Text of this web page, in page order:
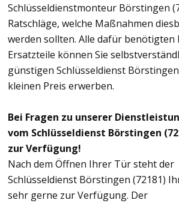
Schlüsseldienstmonteur Börstingen
Ratschläge, welche Maßnahmen
werden sollten. Alle dafür benötigten
Ersatzteile können Sie
günstigen Schlüsseldienst
kleinen Preis erwerben.
Bei Fragen zu unserer
vom Schlüsseldienst Börstingen
zur Verfügung!
Nach dem Öffnen Ihrer Tür steht der
Schlüsseldienst Börstingen (72181)
sehr gerne zur Verfügung. Der